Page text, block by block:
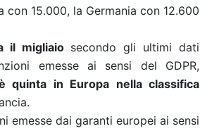
15.000, la Germania con 12.600
il migliaiosecondo gli ultimi dati
emesse ai sensi del GDPR,
quinta in Europa nella classifica
emesse dai garanti europei ai sensi